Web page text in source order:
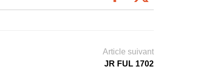
Article suivant
JR FUL 1702